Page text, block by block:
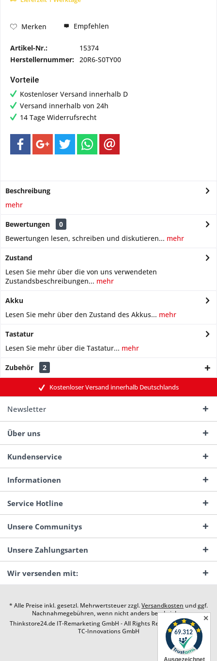
Merken Empfehlen
Artikel-Nr.:
15374
Herstellernummer: 20R6-S0TY00
Vorteile
Kostenloser Versand innerhalb D
Versand innerhalb von 24h
14 Tage Widerrufsrecht
Beschreibung
mehr
Bewertungen
0
Bewertungen lesen, schreiben und diskutieren... mehr
Zustand
Lesen Sie mehr über die von uns verwendeten
Zustandsbeschreibungen... mehr
Akku
Lesen Sie mehr über den Zustand des Akkus... mehr
Tastatur
Lesen Sie mehr über die Tastatur... mehr
Zubehör 2
Kostenloser Versand innerhalb Deutschlands
Newsletter
Über uns
Kundenservice
Informationen
Service Hotline
Unsere Communitys
Unsere Zahlungsarten
Wir versenden mit:
* Alle Preise inkl. gesetzl. Mehrwertsteuer zzgl.Versandkosten und ggf.
Nachnahmegebühren, wenn nicht anders beschrieben
Thinkstore24.de IT-Remarketing GmbH - All Rights Reserved. Design by
TC-Innovations GmbH
✕